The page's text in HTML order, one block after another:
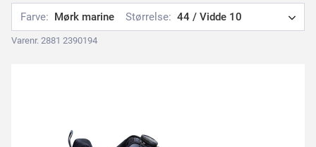
Farve: Mørk marine Størrelse: 44 / Vidde 10
Varenr. 2881 2390194